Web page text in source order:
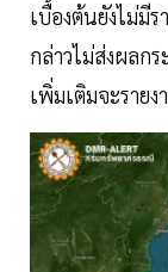
เบื้องต้นยังไม่มี
กล่าวไม่ส่งผลก
เพิ่มเติมจะราย